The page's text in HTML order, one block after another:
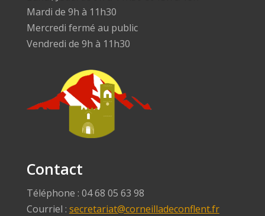
Mardi de 9h à 11h30
Mercredi fermé au public
Vendredi de 9h à 11h30
Contact
Téléphone : 04 68 05 63 98
Courriel : secretariat@corneilladeconflent.fr